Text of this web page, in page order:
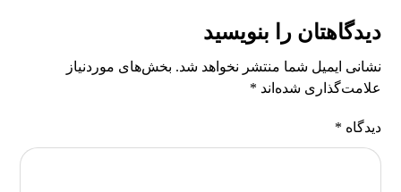
دیدگاهتان را بنویسید
نشانی ایمیل شما منتشر نخواهد شد. بخش‌های موردنیاز
علامت‌گذاری شده‌اند *
دیدگاه *